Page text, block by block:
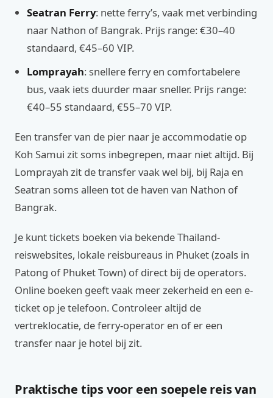
Seatran Ferry: nette ferry’s, vaak met verbinding
naar Nathon of Bangrak. Prijs range: €30–40
standaard, €45–60 VIP.
Lomprayah: snellere ferry en comfortabelere
bus, vaak iets duurder maar sneller. Prijs range:
€40–55 standaard, €55–70 VIP.
Een transfer van de pier naar je accommodatie op
Koh Samui zit soms inbegrepen, maar niet altijd. Bij
Lomprayah zit de transfer vaak wel bij, bij Raja en
Seatran soms alleen tot de haven van Nathon of
Bangrak.
Je kunt tickets boeken via bekende Thailand-
reiswebsites, lokale reisbureaus in Phuket (zoals in
Patong of Phuket Town) of direct bij de operators.
Online boeken geeft vaak meer zekerheid en een e-
ticket op je telefoon. Controleer altijd de
vertreklocatie, de ferry-operator en of er een
transfer naar je hotel bij zit.
Praktische tips voor een soepele reis van